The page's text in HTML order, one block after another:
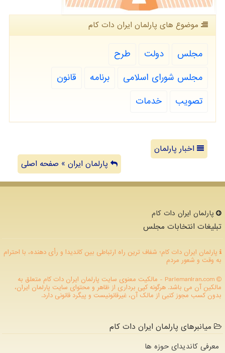
موضوع های پارلمان ایران دات كام
مجلس دولت
طرح
مجلس شورای اسلامی
برنامه
قانون
تصویب
خدمات
اخبار پارلمان
پارلمان ایران » صفحه اصلی
پارلمان ایران دات كام
تبلیغات انتخابات مجلس
پارلمان ایران دات کام؛ شفاف ترین راه ارتباطی بین کاندیدا و رأی دهنده، با احترام
به وقت و شعور مردم
ParlemanIran.com - مالکیت معنوی سایت پارلمان ایران دات كام متعلق به
مالکین آن می باشد. هرگونه کپی برداری از ظاهر و محتوای سایت پارلمان ایران،
بدون کسب مجوز کتبی از مالک آن، غیرقانونیست و پیگرد قانونی دارد.
میانبرهای پارلمان ایران دات کام
معرفی کاندیدای حوزه ها